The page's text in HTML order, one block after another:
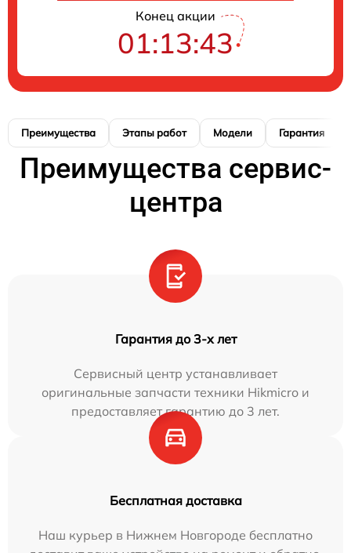
Конец акции
01:13:42
Преимущества Этапы работ Модели Гарантия
Преимущества сервис-
центра
Гарантия до 3-х лет
Сервисный центр устанавливает
оригинальные запчасти техники Hikmicro и
предоставляет гарантию до 3 лет.
Бесплатная доставка
Наш курьер в Нижнем Новгороде бесплатно